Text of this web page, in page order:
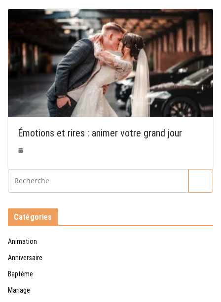
Émotions et rires : animer votre grand jour
Catégories
Animation
Anniversaire
Baptême
Mariage